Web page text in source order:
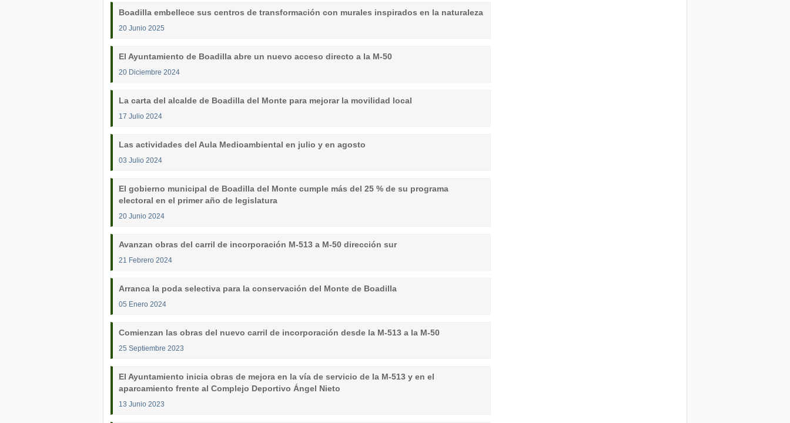
Boadilla embellece sus centros de transformación con murales inspirados en la naturaleza
20 Junio 2025
El Ayuntamiento de Boadilla abre un nuevo acceso directo a la M-50
20 Diciembre 2024
La carta del alcalde de Boadilla del Monte para mejorar la movilidad local
17 Julio 2024
Las actividades del Aula Medioambiental en julio y en agosto
03 Julio 2024
El gobierno municipal de Boadilla del Monte cumple más del 25 % de su programa
electoral en el primer año de legislatura
20 Junio 2024
Avanzan obras del carril de incorporación M-513 a M-50 dirección sur
21 Febrero 2024
Arranca la poda selectiva para la conservación del Monte de Boadilla
05 Enero 2024
Comienzan las obras del nuevo carril de incorporación desde la M-513 a la M-50
25 Septiembre 2023
El Ayuntamiento inicia obras de mejora en la vía de servicio de la M-513 y en el
aparcamiento frente al Complejo Deportivo Ángel Nieto
13 Junio 2023